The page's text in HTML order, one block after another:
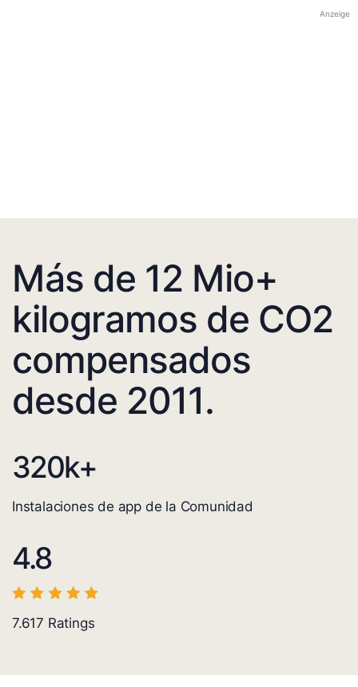
Anzeige
Más de 12 Mio+
kilogramos de CO2
compensados
desde 2011.
320k+
Instalaciones de app de la Comunidad
4.8
7.617 Ratings